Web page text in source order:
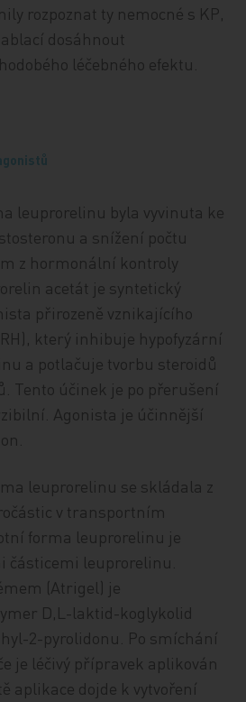
rozpoznat ty nemocné s KP,
dosáhnout
léčebného efektu.
leuprorelinu byla vyvinuta ke
a snížení počtu
z hormonální kontroly
acetát je syntetický
přirozeně vznikajícího
který inhibuje hypofyzární
a potlačuje tvorbu steroidů
Tento účinek je po přerušení
Agonista je účinnější
leuprorelinu se skládala z
v transportním
forma leuprorelinu je
částicemi leuprorelinu.
(Atrigel) je
D,L-laktid-koglykolid
2-pyrolidonu. Po smíchání
je léčivý přípravek aplikován
aplikace dojde k vytvoření